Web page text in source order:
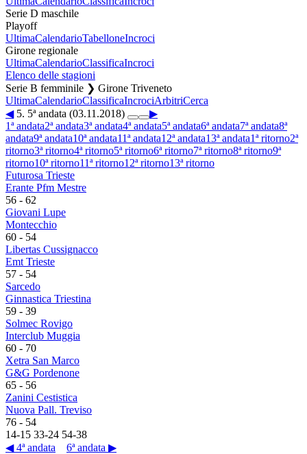
Serie D maschile
Playoff
UltimaCalendarioTabelloneIncroci
Girone regionale
UltimaCalendarioClassificaIncroci
Elenco delle stagioni
Serie B femminile ❯ Girone Triveneto
UltimaCalendarioClassificaIncrociArbitriCerca
◀5. 5ª andata (03.11.2018)
▶
1ª andata2ª andata3ª andata4ª andata5ª andata6ª andata7ª andata8ª
andata9ª andata10ª andata11ª andata12ª andata13ª andata1ª ritorno2ª
ritorno3ª ritorno4ª ritorno5ª ritorno6ª ritorno7ª ritorno8ª ritorno9ª
ritorno10ª ritorno11ª ritorno12ª ritorno13ª ritorno
Futurosa Trieste
Erante Pfm Mestre
56 - 62
Giovani Lupe
Montecchio
60 - 54
Libertas Cussignacco
Emt Trieste
57 - 54
Sarcedo
Ginnastica Triestina
59 - 39
Solmec Rovigo
Interclub Muggia
60 - 70
Xetra San Marco
G&G Pordenone
65 - 56
Zanini Cestistica
Nuova Pall. Treviso
76 - 54
14-15 33-24 54-38
◀ 4ª andata
6ª andata ▶